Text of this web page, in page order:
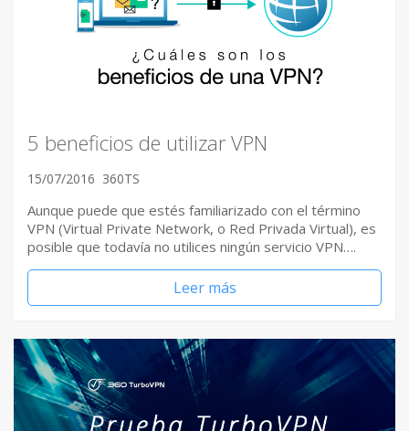
5 beneficios de utilizar VPN
15/07/2016 360TS
Aunque puede que estés familiarizado con el término
VPN (Virtual Private Network, o Red Privada Virtual), es
posible que todavía no utilices ningún servicio VPN….
Leer más